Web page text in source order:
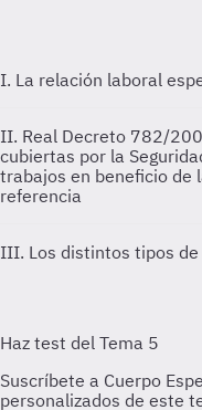
I. La relación laboral
II. Real Decreto 782/
cubiertas por la
trabajos en beneficio de
referencia
III. Los distintos tipos